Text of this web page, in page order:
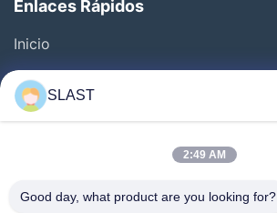
Enlaces Rápidos
Inicio
Productos
Los Vídeos
Control De Calidad
SLAST
2:49 AM
Good day, what product are you looking for?